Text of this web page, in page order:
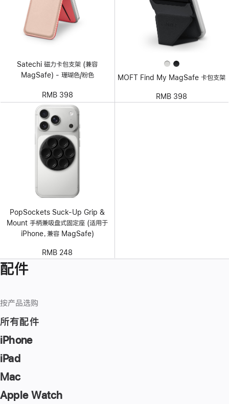
Satechi 磁力卡包支架 (兼容
MagSafe) - 珊瑚色/粉色
RMB 398
MOFT Find My MagSafe 卡包支架
RMB 398
PopSockets Suck-Up Grip &
Mount 手柄兼吸盘式固定座 (适用于
iPhone，兼容 MagSafe)
RMB 248
配件
按产品选购
所有配件
iPhone
iPad
Mac
Apple Watch